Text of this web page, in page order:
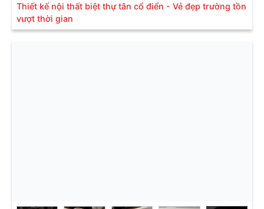
Thiết kế nội thất biệt thự tân cổ điển - Vẻ đẹp trường tồn
vượt thời gian